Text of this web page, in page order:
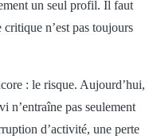
un seul profil. Il faut
n’est pas toujours
: le risque. Aujourd’hui,
n’entraîne pas seulement
d’activité, une perte